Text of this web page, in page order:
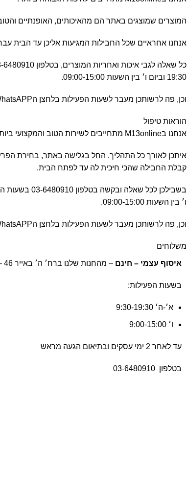
המוצרים שמוצגים באתר הם מהאיכותים, האופנתיים
אנחנו אחראיים שכל החבילות המגיעות אליכן עד הבית
19:30 וביום ו׳ בין השעות 09:00-15:00.
וכן, פה לרשותכן מעבר לשעות הפעילות בלחצן הWhatsAPP.
הוראות טיפול
אנחנו בM13online מתחייבים לשירות הטוב והמקצועי ביותר.
איתכן לאורך כל התהליך. החל בגלישה באתר, בחירת
קבלת החבילה שהכי חיכית לה עד לפתח הבית.
ו׳ בין השעות 09:00-15:00.
וכן, פה לרשותכן מעבר לשעות הפעילות בלחצן הWhatsAPP.
משלוחים
איסוף עצמי – חינם – מהחנות שלנו ברח׳ ה׳ באייר 46 – כיכר המדינה, תל אביב.
בשעות הפעילות:
א׳-ה׳ 9:30-19:30
ו׳ 9:00-15:00
עד לאחר 2 ימי עסקים ובתיאום הגעה מראש
בטלפון 03-6480910